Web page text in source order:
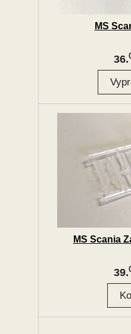
MS
36.
MS Scania
39.